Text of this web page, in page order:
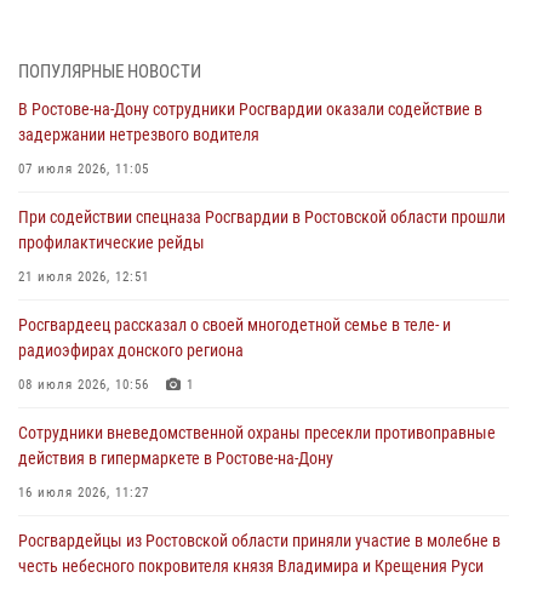
При содействии спецназа Росгвардии в Ростовской области прошли
21 июля 2026, 12:51
В Ростовской области экипаж вневедомственной охраны задержал
17 июля 2026, 07:24
Сотрудники вневедомственной охраны пресекли противоправные
16 июля 2026, 11:27
Конкурс профессионального мастерства взрывотехников прошел в
15 июля 2026, 06:39
ПОПУЛЯРНЫЕ НОВОСТИ
В Ростове-на-Дону сотрудники Росгвардии оказали содействие в
задержании нетрезвого водителя
07 июля 2026, 11:05
При содействии спецназа Росгвардии в Ростовской области прошли
профилактические рейды
21 июля 2026, 12:51
Росгвардеец рассказал о своей многодетной семье в теле- и
радиоэфирах донского региона
08 июля 2026, 10:56 1
Сотрудники вневедомственной охраны пресекли противоправные
действия в гипермаркете в Ростове-на-Дону
16 июля 2026, 11:27
Росгвардейцы из Ростовской области приняли участие в молебне в
честь небесного покровителя князя Владимира и Крещения Руси